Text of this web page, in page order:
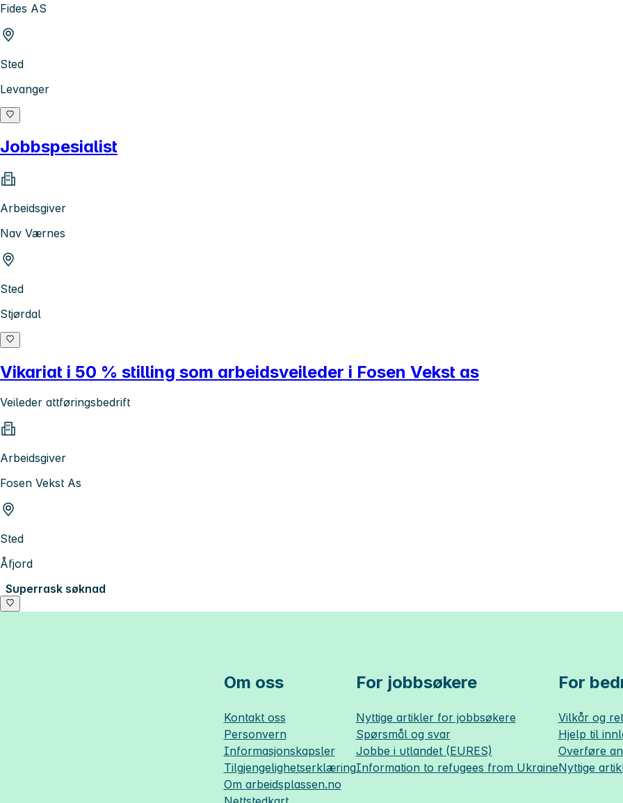
Fides AS
Sted
Levanger
Jobbspesialist
Arbeidsgiver
Nav Værnes
Sted
Stjørdal
Vikariat i 50 % stilling som arbeidsveileder i Fosen Vekst as
Veileder attføringsbedrift
Arbeidsgiver
Fosen Vekst As
Sted
Åfjord
Superrask søknad
Om oss
Kontakt oss
Personvern
Informasjonskapsler
Tilgjengelighetserklæring
Om arbeidsplassen.no
For jobbsøkere
Nyttige artikler for jobbsøkere
Spørsmål og svar
Jobbe i utlandet (EURES)
Information to refugees from Ukraine
For
Vilkår og
Hjelp til
Overføre
Nyttige